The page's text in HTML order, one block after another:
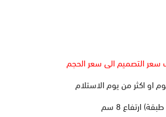
سعر التصميم الى سعر الحجم
او اكثر من يوم الاستلام